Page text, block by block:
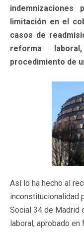
limitación en el
casos de
reforma
procedimiento de
Así lo ha hecho al
inconstitucionalidad
Social 34 de Madrid
laboral, aprobado en